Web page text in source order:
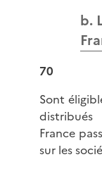
b.
70
Sont
France
sur les